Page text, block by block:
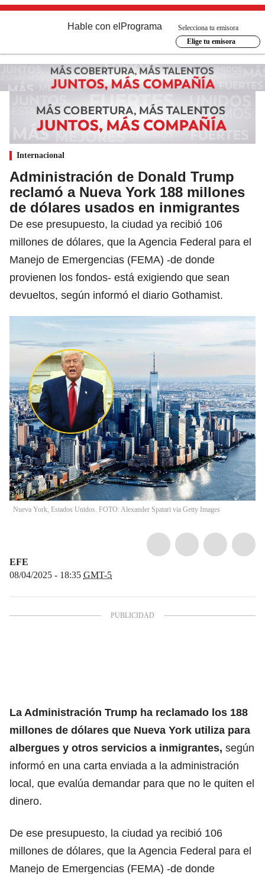
Hable con el Programa
Selecciona tu emisora
Elige tu emisora
Internacional
Administración de Donald Trump
reclamó a Nueva York 188 millones
de dólares usados en inmigrantes
De ese presupuesto, la ciudad ya recibió 106
millones de dólares, que la Agencia Federal para el
Manejo de Emergencias (FEMA) -de donde
provienen los fondos- está exigiendo que sean
devueltos, según informó el diario Gothamist.
Nueva York, Estados Unidos. FOTO: Alexander Spatari via Getty Images
EFE
08/04/2025 - 18:35 GMT-5
La Administración Trump ha reclamado los 188
millones de dólares que Nueva York utiliza para
albergues y otros servicios a inmigrantes, según
informó en una carta enviada a la administración
local, que evalúa demandar para que no le quiten el
dinero.
De ese presupuesto, la ciudad ya recibió 106
millones de dólares, que la Agencia Federal para el
Manejo de Emergencias (FEMA) -de donde